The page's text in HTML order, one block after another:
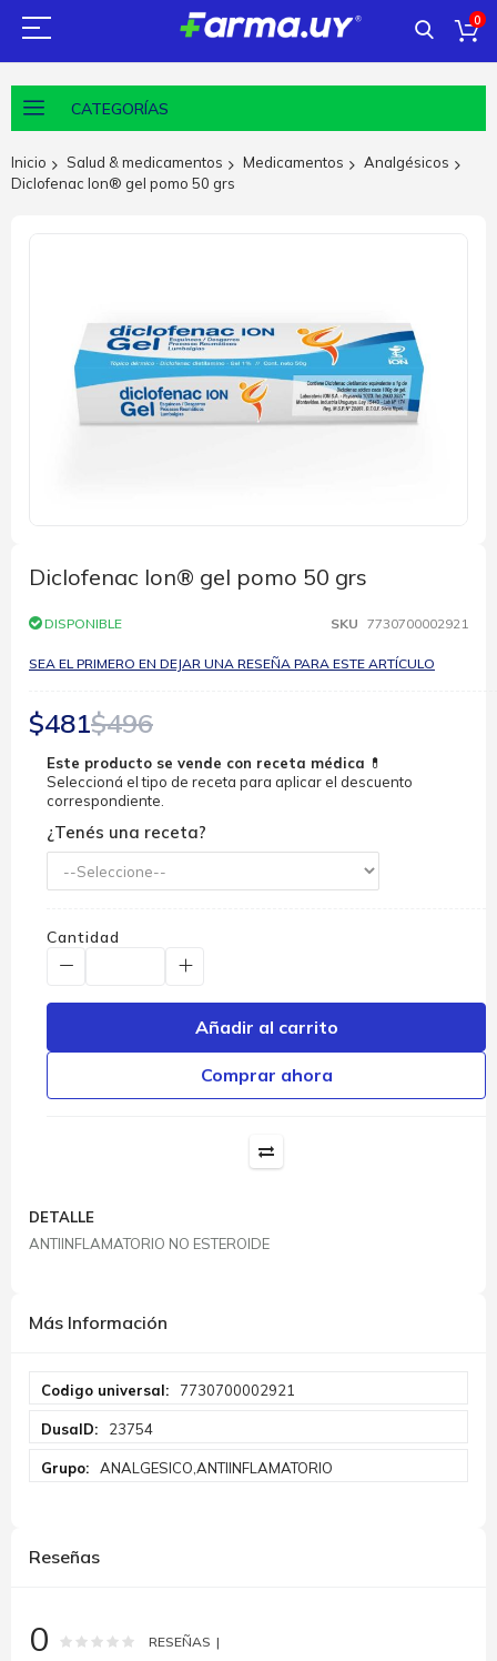
0
CATEGORÍAS
Inicio Salud & medicamentos Medicamentos
Analgésicos
Diclofenac Ion® gel pomo 50 grs
imágenes
comienzo
de
galería
imágenes
Diclofenac Ion® gel pomo 50 grs
DISPONIBLE SKU 7730700002921
SEA EL PRIMERO EN DEJAR UNA RESEÑA PARA ESTE ARTÍCULO
$481$496
Este producto se vende con receta médica 💊
Seleccioná el tipo de receta para aplicar el descuento
correspondiente.
¿Tenés una receta?
Cantidad
Añadir al carrito
Comprar ahora
DETALLE
ANTIINFLAMATORIO NO ESTEROIDE
Más Información
Información
7730700002921
23754
ANALGESICO,ANTIINFLAMATORIO
Reseñas
0 Rating: % of100
RESEÑAS